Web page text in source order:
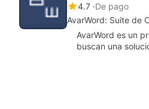
4.7 De pago
AvarWord: Suite de
AvarWord es un
buscan una